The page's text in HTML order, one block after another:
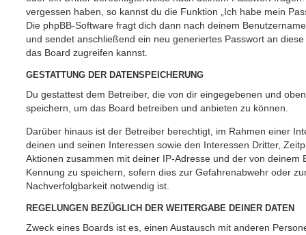
vergessen haben, so kannst du die Funktion „Ich habe mein
Die phpBB-Software fragt dich dann nach deinem
und sendet anschließend ein neu generiertes Passwort an
das Board zugreifen kannst.
GESTATTUNG DER DATENSPEICHERUNG
Du gestattest dem Betreiber, die von dir eingegebenen und
speichern, um das Board betreiben und anbieten zu können.
Darüber hinaus ist der Betreiber berechtigt, im Rahmen einer
deinen und seinen Interessen sowie den Interessen Dritter,
Aktionen zusammen mit deiner IP-Adresse und der von deinem
Kennung zu speichern, sofern dies zur Gefahrenabwehr oder
Nachverfolgbarkeit notwendig ist.
REGELUNGEN BEZÜGLICH DER WEITERGABE DEINER DATEN
Zweck eines Boards ist es, einen Austausch mit anderen